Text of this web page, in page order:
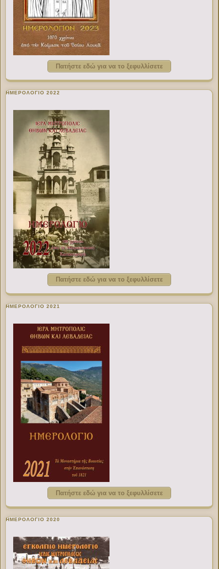
Πατήστε εδώ για να το ξεφυλλίσετε
ΗΜΕΡΟΛΟΓΙΟ 2022
Πατήστε εδώ για να το ξεφυλλίσετε
ΗΜΕΡΟΛΟΓΙΟ 2021
Πατήστε εδώ για να το ξεφυλλίσετε
ΗΜΕΡΟΛΟΓΙΟ 2020